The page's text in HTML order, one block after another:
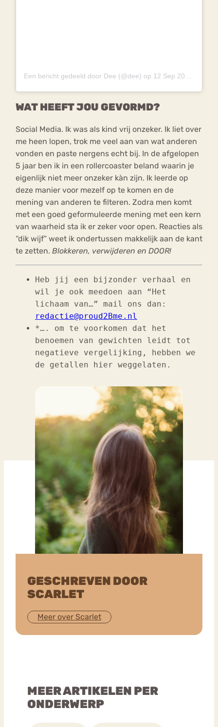
Een bericht gedeeld door Dee (@dee) op 12 Sep 2018 om 2:15 (PDT)
WAT HEEFT JOU GEVORMD?
Social Media. Ik was als kind vrij onzeker. Ik liet over
me heen lopen, trok me veel aan van wat anderen
vonden en paste nergens echt bij. In de afgelopen
5 jaar ben ik in een rollercoaster beland waarin je
eigenlijk niet meer onzeker kàn zijn. Ik leerde op
deze manier voor mezelf op te komen en de
mening van anderen te filteren. Zodra men komt
met een goed geformuleerde mening met een kern
van waarheid sta ik er zeker voor open. Reacties als
“dik wijf” weet ik ondertussen makkelijk aan de kant
te zetten. Blokkeren, verwijderen en DOOR!
Heb jij een bijzonder verhaal en
wil je ook meedoen aan “Het
lichaam van…” mail ons dan:
redactie@proud2Bme.nl
*…. om te voorkomen dat het
benoemen van gewichten leidt tot
negatieve vergelijking, hebben we
de getallen hier weggelaten.
GESCHREVEN DOOR
SCARLET
Meer over Scarlet
MEER ARTIKELEN PER
ONDERWERP